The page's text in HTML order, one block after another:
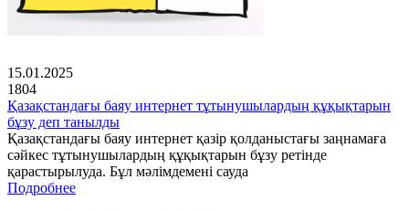
15.01.2025
1804
Қазақстандағы баяу интернет тұтынушылардың құқықтарын
бұзу деп танылды
Қазақстандағы баяу интернет қазір қолданыстағы заңнамаға
сәйкес тұтынушылардың құқықтарын бұзу ретінде
қарастырылуда. Бұл мәлімдемені сауда
Подробнее